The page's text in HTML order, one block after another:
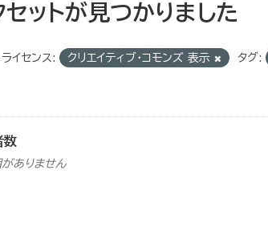
ットが見つかりました
ライセンス: クリエイティブ・コモンズ 表示 タグ:
数
ありません